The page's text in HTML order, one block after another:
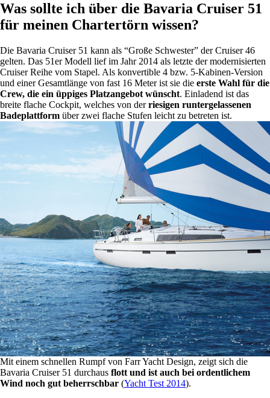
Was sollte ich über die Bavaria Cruiser 51
für meinen Chartertörn wissen?
Die Bavaria Cruiser 51 kann als “Große Schwester” der Cruiser 46
gelten. Das 51er Modell lief im Jahr 2014 als letzte der modernisierten
Cruiser Reihe vom Stapel. Als konvertible 4 bzw. 5-Kabinen-Version
und einer Gesamtlänge von fast 16 Meter ist sie die erste Wahl für die
Crew, die ein üppiges Platzangebot wünscht. Einladend ist das
breite flache Cockpit, welches von derriesigen runtergelassenen
Badeplattform über zwei flache Stufen leicht zu betreten ist.
Mit einem schnellen Rumpf von Farr Yacht Design, zeigt sich die
Bavaria Cruiser 51 durchaus flott und ist auch bei ordentlichem
Wind noch gut beherrschbar (Yacht Test 2014).